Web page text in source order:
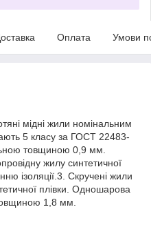
Оплата Умови
мідні жили номінальним
5 класу за ГОСТ 22483-
товщиною 0,9 мм.
жилу синтетичної
ізоляції.3. Скручені жили
плівки. Одношарова
1,8 мм.